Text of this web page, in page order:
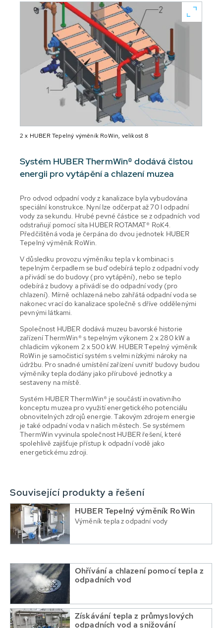
2 x HUBER Tepelný výměník RoWin, velikost 8
Systém HUBER ThermWin® dodává čistou
energii pro vytápění a chlazení muzea
Pro odvod odpadní vody z kanalizace byla vybudována
speciální konstrukce. Nyní lze odčerpat až 70 l odpadní
vody za sekundu. Hrubé pevné částice se z odpadních vod
odstraňují pomocí síta HUBER ROTAMAT® RoK4.
Předčištěná voda je čerpána do dvou jednotek HUBER
Tepelný výměník RoWin.
V důsledku provozu výměníku tepla v kombinaci s
tepelným čerpadlem se buď odebírá teplo z odpadní vody
a přivádí se do budovy (pro vytápění), nebo se teplo
odebírá z budovy a přivádí se do odpadní vody (pro
chlazení). Mírně ochlazená nebo zahřátá odpadní voda se
nakonec vrací do kanalizace společně s dříve oddělenými
pevnými látkami.
Společnost HUBER dodává muzeu bavorské historie
zařízení ThermWin® s tepelným výkonem 2 x 280 kW a
chladicím výkonem 2 x 500 kW. HUBER Tepelný výměník
RoWin je samočisticí systém s velmi nízkými nároky na
údržbu. Pro snadné umístění zařízení uvnitř budovy budou
výměníky tepla dodány jako přírubové jednotky a
sestaveny na místě.
Systém HUBER ThermWin® je součástí inovativního
konceptu muzea pro využití energetického potenciálu
obnovitelných zdrojů energie. Takovým zdrojem energie
je také odpadní voda v našich městech. Se systémem
ThermWin vyvinula společnost HUBER řešení, které
spolehlivě zajišťuje přístup k odpadní vodě jako
energetickému zdroji.
Související produkty a řešení
HUBER Tepelný výměník RoWin
Výměník tepla z odpadní vody
Ohřívání a chlazení pomocí tepla z
odpadních vod
Získávání tepla z průmyslových
odpadních vod a snižování